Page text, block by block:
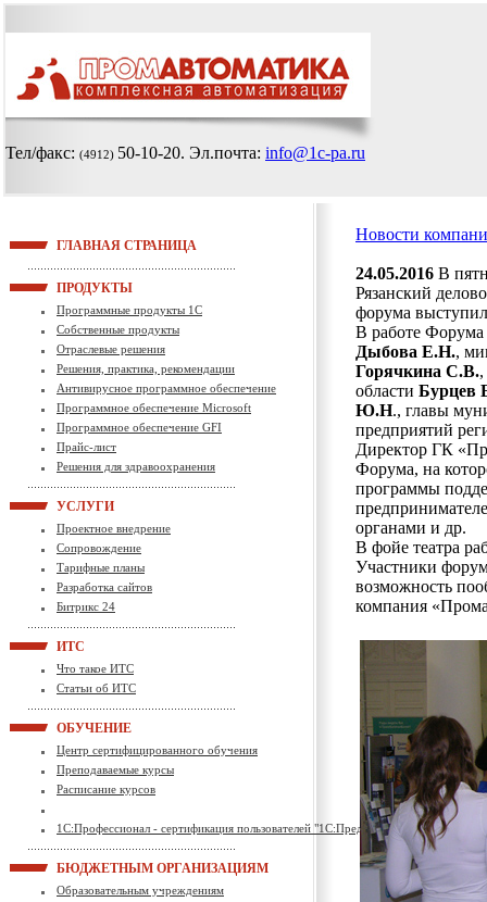
Тел/факс: (4912) 50-10-20. Эл.почта: info@1c-pa.ru
ГЛАВНАЯ СТРАНИЦА
ПРОДУКТЫ
Программные продукты 1С
Собственные продукты
Отраслевые решения
Решения, практика, рекомендации
Антивирусное программное обеспечение
Программное обеспечение Microsoft
Программное обеспечение GFI
Прайс-лист
Решения для здравоохранения
УСЛУГИ
Проектное внедрение
Сопровождение
Тарифные планы
Разработка сайтов
Битрикс 24
ИТС
Что такое ИТС
Статьи об ИТС
ОБУЧЕНИЕ
Центр сертифицированного обучения
Преподаваемые курсы
Расписание курсов
1С:Профессионал - сертификация пользователей "1С:Предприятие"
БЮДЖЕТНЫМ ОРГАНИЗАЦИЯМ
Образовательным учреждениям
Новости
24.05.2016 В
Рязанский
форума
В работе
Дыбова Е.Н.,
Горячкина С.В.
области Бурцев
Ю.Н., главы
предприятий
Директор ГК
Форума, на
программы
органами и др.
В фойе театра
Участники
возможность
компания